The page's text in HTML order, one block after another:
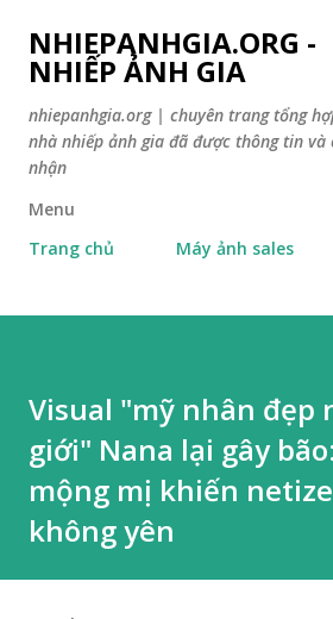
Skip
NHIEPANHGIA.ORG -
NHIẾP ẢNH GIA
nhiepanhgia.org | chuyên trang tổng
nhà nhiếp ảnh gia đã được thông tin và
nhận
Menu
Trang chủ
Máy ảnh sales
Visual "mỹ nhân đẹp
giới" Nana lại gây
mộng mị khiến
không yên